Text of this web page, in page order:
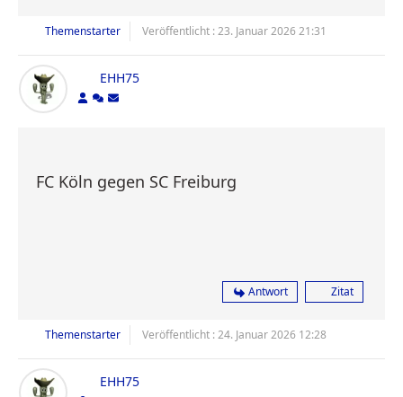
Themenstarter Veröffentlicht : 23. Januar 2026 21:31
EHH75
FC Köln gegen SC Freiburg
Antwort Zitat
Themenstarter Veröffentlicht : 24. Januar 2026 12:28
EHH75